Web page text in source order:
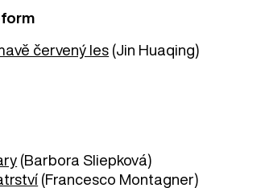
červený les (Jin Huaqing)
(Barbora Sliepková)
(Francesco Montagner)